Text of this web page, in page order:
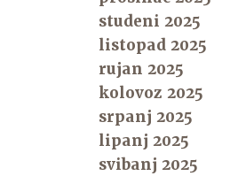
studeni 2025
listopad 2025
rujan 2025
kolovoz 2025
srpanj 2025
lipanj 2025
svibanj 2025